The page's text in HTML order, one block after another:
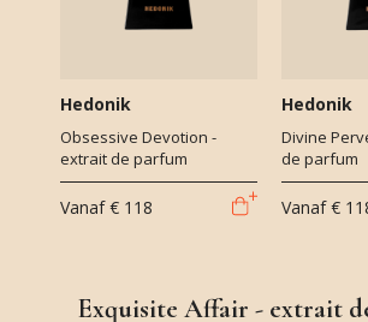
Hedonik
Obsessive Devotion -
extrait de parfum
Vanaf € 118
Hedonik
Divine
de parfum
Vanaf €
Exquisite Affair - extrait